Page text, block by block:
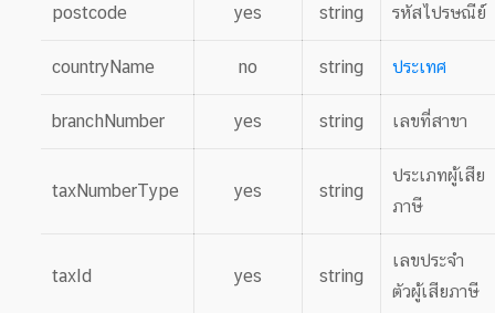
postcode yes string รหัสไปรษณีย์
countryName no string ประเทศ
branchNumber yes string เลขที่สาขา
taxNumberType yes string
ประเภทผู้เสีย
ภาษี
taxId yes string
เลขประจำ
ตัวผู้เสียภาษี